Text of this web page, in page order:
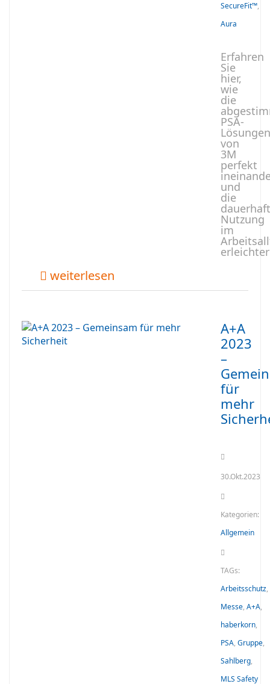
SecureFit™,
Aura
Erfahren
Sie
hier,
wie
die
PSA-
Lösungen
von
3M
perfekt
und
die
Nutzung
im
weiterlesen
A+A
2023
–
für
mehr
30.Okt.2023
Kategorien:
Allgemein
TAGs:
Arbeitsschutz,
Messe, A+A,
haberkorn,
PSA, Gruppe,
Sahlberg,
MLS Safety